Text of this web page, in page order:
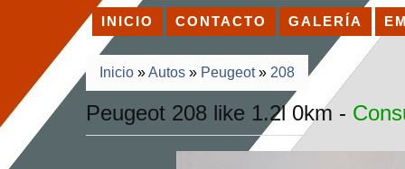
INICIO CONTACTO GALERÍA
Inicio »Autos » Peugeot» 208
Peugeot 208 like 1.2l 0km -